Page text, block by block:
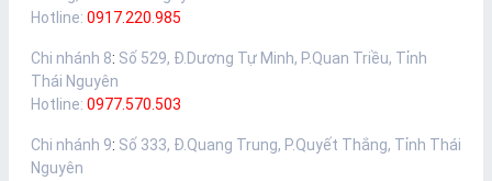
Hotline: 0917.220.985
Chi nhánh 8: Số 529, Đ.Dương Tự Minh, P.Quan Triều, Tỉnh
Thái Nguyên
Hotline: 0977.570.503
Chi nhánh 9: Số 333, Đ.Quang Trung, P.Quyết Thắng, Tỉnh Thái
Nguyên